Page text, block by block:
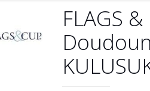
FLAGS